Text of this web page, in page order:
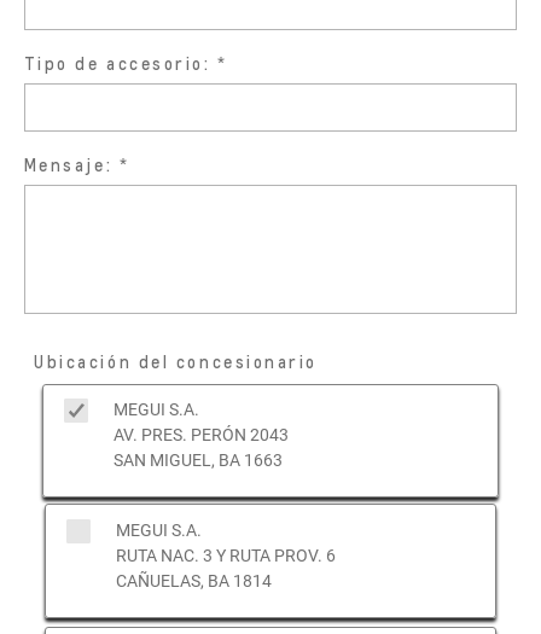
Tipo de accesorio:
Mensaje:
Ubicación del concesionario
MEGUI S.A.
AV. PRES. PERÓN 2043
SAN MIGUEL, BA 1663
MEGUI S.A.
RUTA NAC. 3 Y RUTA PROV. 6
CAÑUELAS, BA 1814